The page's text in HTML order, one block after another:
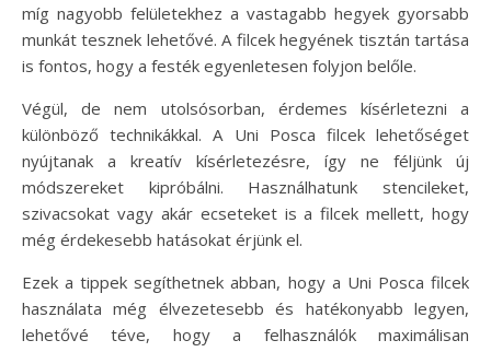
míg nagyobb felületekhez a vastagabb hegyek gyorsabb
munkát tesznek lehetővé. A filcek hegyének tisztán tartása
is fontos, hogy a festék egyenletesen folyjon belőle.
Végül, de nem utolsósorban, érdemes kísérletezni a
különböző technikákkal. A Uni Posca filcek lehetőséget
nyújtanak a kreatív kísérletezésre, így ne féljünk új
módszereket kipróbálni. Használhatunk stencileket,
szivacsokat vagy akár ecseteket is a filcek mellett, hogy
még érdekesebb hatásokat érjünk el.
Ezek a tippek segíthetnek abban, hogy a Uni Posca filcek
használata még élvezetesebb és hatékonyabb legyen,
lehetővé téve, hogy a felhasználók maximálisan